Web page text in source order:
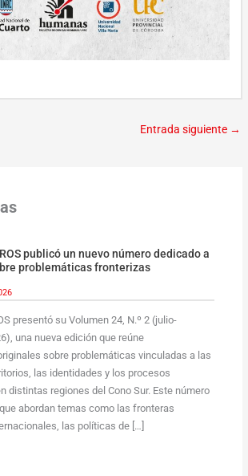
Entrada siguiente →
publicó un nuevo número dedicado a
problemáticas fronterizas
presentó su Volumen 24, N.º 2 (julio-
una nueva edición que reúne
sobre problemáticas vinculadas a las
las identidades y los procesos
distintas regiones del Cono Sur. Este número
abordan temas como las fronteras
las políticas de […]